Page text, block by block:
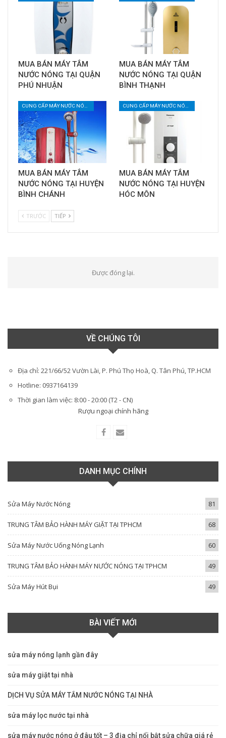
MUA BÁN MÁY TẮM
NƯỚC NÓNG TẠI QUẬN
PHÚ NHUẬN
MUA BÁN MÁY TẮM
NƯỚC NÓNG TẠI QUẬN
BÌNH THẠNH
MUA BÁN MÁY TẮM
NƯỚC NÓNG TẠI HUYỆN
BÌNH CHÁNH
MUA BÁN MÁY TẮM
NƯỚC NÓNG TẠI HUYỆN
HÓC MÔN
TRƯỚC TIẾP
Được đóng lại.
VỀ CHÚNG TÔI
Địa chỉ: 221/66/52 Vườn Lài, P. Phú Thọ Hoà, Q. Tân Phú, TP.HCM
Hotline: 0937164139
Thời gian làm việc: 8:00 - 20:00 (T2 - CN)
Rượu ngoại chính hãng
DANH MỤC CHÍNH
Sửa Máy Nước Nóng 81
TRUNG TÂM BẢO HÀNH MÁY GIẶT TẠI TPHCM 68
Sửa Máy Nước Uống Nóng Lạnh 60
TRUNG TÂM BẢO HÀNH MÁY NƯỚC NÓNG TẠI TPHCM 49
Sửa Máy Hút Bụi 49
BÀI VIẾT MỚI
sửa máy nóng lạnh gần đây
sửa máy giặt tại nhà
DỊCH VỤ SỬA MÁY TẮM NƯỚC NÓNG TẠI NHÀ
sửa máy lọc nước tại nhà
sửa máy nước nóng ở đâu tốt – 3 địa chỉ nổi bật sửa chữa giá rẻ